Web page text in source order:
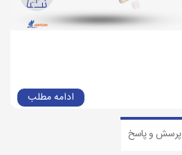
ادامه مطلب
پرسش و پاسخ